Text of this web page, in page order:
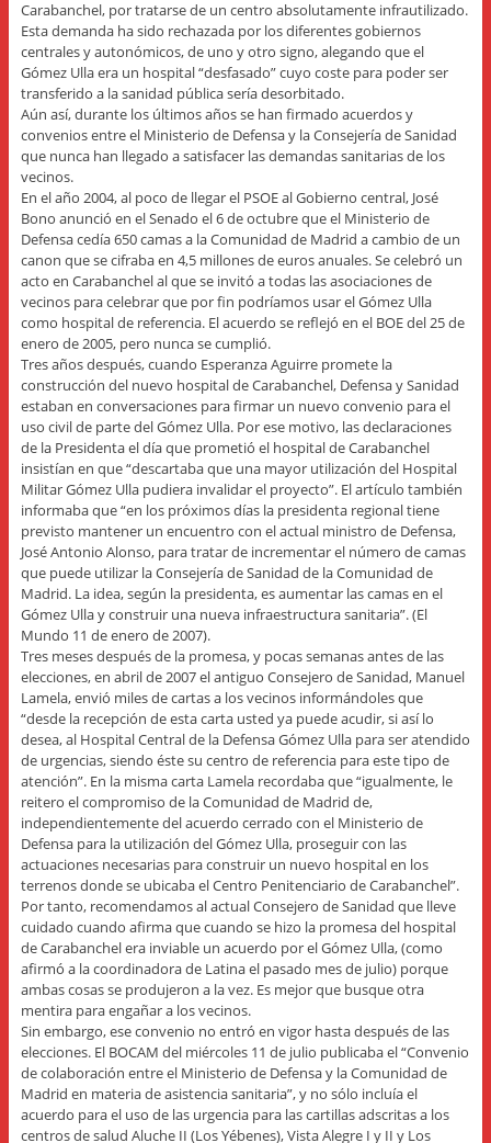
Carabanchel, por tratarse de un centro absolutamente infrautilizado.
Esta demanda ha sido rechazada por los diferentes gobiernos
centrales y autonómicos, de uno y otro signo, alegando que el
Gómez Ulla era un hospital “desfasado” cuyo coste para poder ser
transferido a la sanidad pública sería desorbitado.
Aún así, durante los últimos años se han firmado acuerdos y
convenios entre el Ministerio de Defensa y la Consejería de Sanidad
que nunca han llegado a satisfacer las demandas sanitarias de los
vecinos.
En el año 2004, al poco de llegar el PSOE al Gobierno central, José
Bono anunció en el Senado el 6 de octubre que el Ministerio de
Defensa cedía 650 camas a la Comunidad de Madrid a cambio de un
canon que se cifraba en 4,5 millones de euros anuales. Se celebró un
acto en Carabanchel al que se invitó a todas las asociaciones de
vecinos para celebrar que por fin podríamos usar el Gómez Ulla
como hospital de referencia. El acuerdo se reflejó en el BOE del 25 de
enero de 2005, pero nunca se cumplió.
Tres años después, cuando Esperanza Aguirre promete la
construcción del nuevo hospital de Carabanchel, Defensa y Sanidad
estaban en conversaciones para firmar un nuevo convenio para el
uso civil de parte del Gómez Ulla. Por ese motivo, las declaraciones
de la Presidenta el día que prometió el hospital de Carabanchel
insistían en que “descartaba que una mayor utilización del Hospital
Militar Gómez Ulla pudiera invalidar el proyecto”. El artículo también
informaba que “en los próximos días la presidenta regional tiene
previsto mantener un encuentro con el actual ministro de Defensa,
José Antonio Alonso, para tratar de incrementar el número de camas
que puede utilizar la Consejería de Sanidad de la Comunidad de
Madrid. La idea, según la presidenta, es aumentar las camas en el
Gómez Ulla y construir una nueva infraestructura sanitaria”. (El
Mundo 11 de enero de 2007).
Tres meses después de la promesa, y pocas semanas antes de las
elecciones, en abril de 2007 el antiguo Consejero de Sanidad, Manuel
Lamela, envió miles de cartas a los vecinos informándoles que
“desde la recepción de esta carta usted ya puede acudir, si así lo
desea, al Hospital Central de la Defensa Gómez Ulla para ser atendido
de urgencias, siendo éste su centro de referencia para este tipo de
atención”. En la misma carta Lamela recordaba que “igualmente, le
reitero el compromiso de la Comunidad de Madrid de,
independientemente del acuerdo cerrado con el Ministerio de
Defensa para la utilización del Gómez Ulla, proseguir con las
actuaciones necesarias para construir un nuevo hospital en los
terrenos donde se ubicaba el Centro Penitenciario de Carabanchel”.
Por tanto, recomendamos al actual Consejero de Sanidad que lleve
cuidado cuando afirma que cuando se hizo la promesa del hospital
de Carabanchel era inviable un acuerdo por el Gómez Ulla, (como
afirmó a la coordinadora de Latina el pasado mes de julio) porque
ambas cosas se produjeron a la vez. Es mejor que busque otra
mentira para engañar a los vecinos.
Sin embargo, ese convenio no entró en vigor hasta después de las
elecciones. El BOCAM del miércoles 11 de julio publicaba el “Convenio
de colaboración entre el Ministerio de Defensa y la Comunidad de
Madrid en materia de asistencia sanitaria”, y no sólo incluía el
acuerdo para el uso de las urgencia para las cartillas adscritas a los
centros de salud Aluche II (Los Yébenes), Vista Alegre I y II y Los